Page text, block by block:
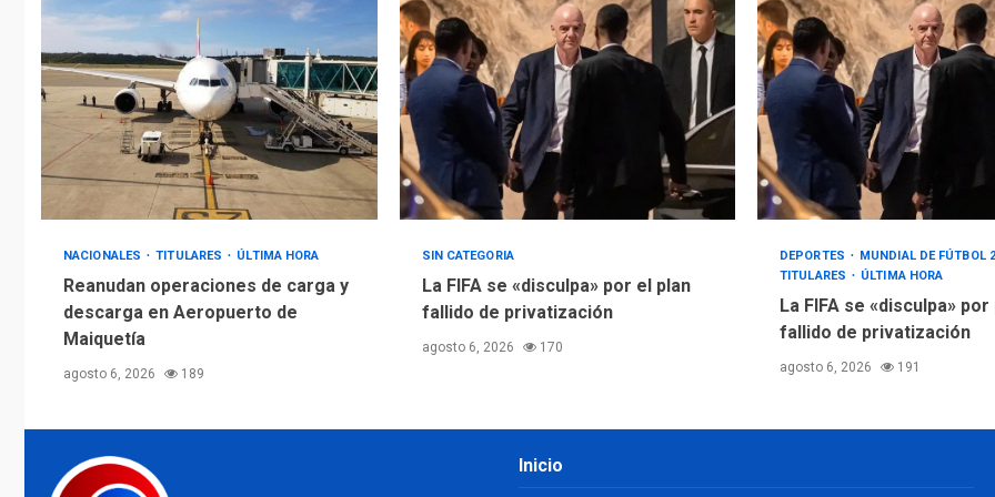
NACIONALES TITULARES ÚLTIMA HORA
Reanudan operaciones de carga y
descarga en Aeropuerto de
Maiquetía
agosto 6, 2026 189
SIN CATEGORIA
La FIFA se «disculpa» por el plan
fallido de privatización
agosto 6, 2026 170
DEPORTES
MUNDIAL DE FÚTBOL
TITULARES
ÚLTIMA HORA
La FIFA se «disculpa» por
fallido de privatización
agosto 6, 2026 191
Inicio